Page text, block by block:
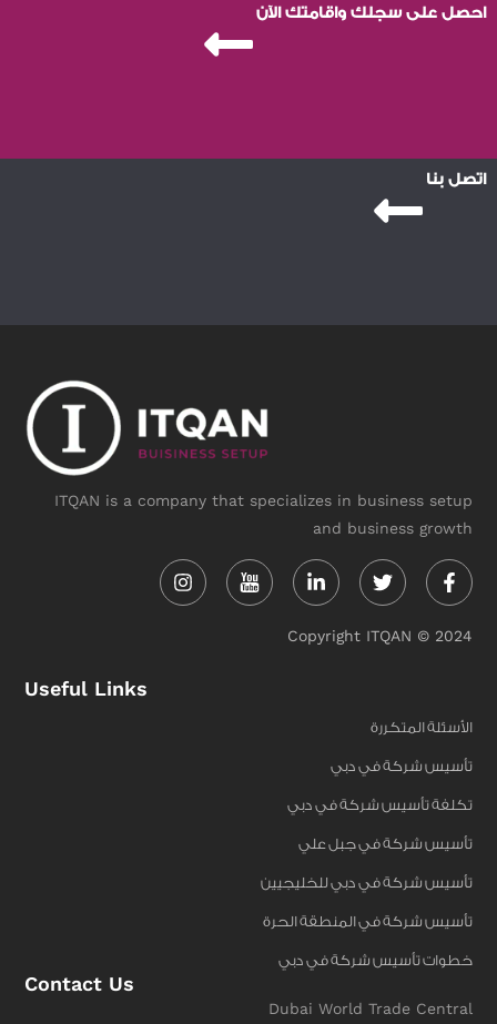
احصل على سجلك واقامتك الآن
اتصل بنا
ITQAN is a company that specializes in business setup
and business growth
in f
Copyright ITQAN © 2024
Useful Links
الأسئلة المتكررة
تأسيس شركة في دبي
تكلفة تأسيس شركة في دبي
تأسيس شركة في جبل علي
تأسيس شركة في دبي للخليجيين
تأسيس شركة في المنطقة الحرة
خطوات تأسيس شركة في دبي
Contact Us
Dubai World Trade Central